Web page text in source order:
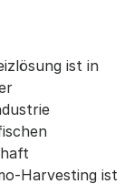
ist in
Harvesting ist